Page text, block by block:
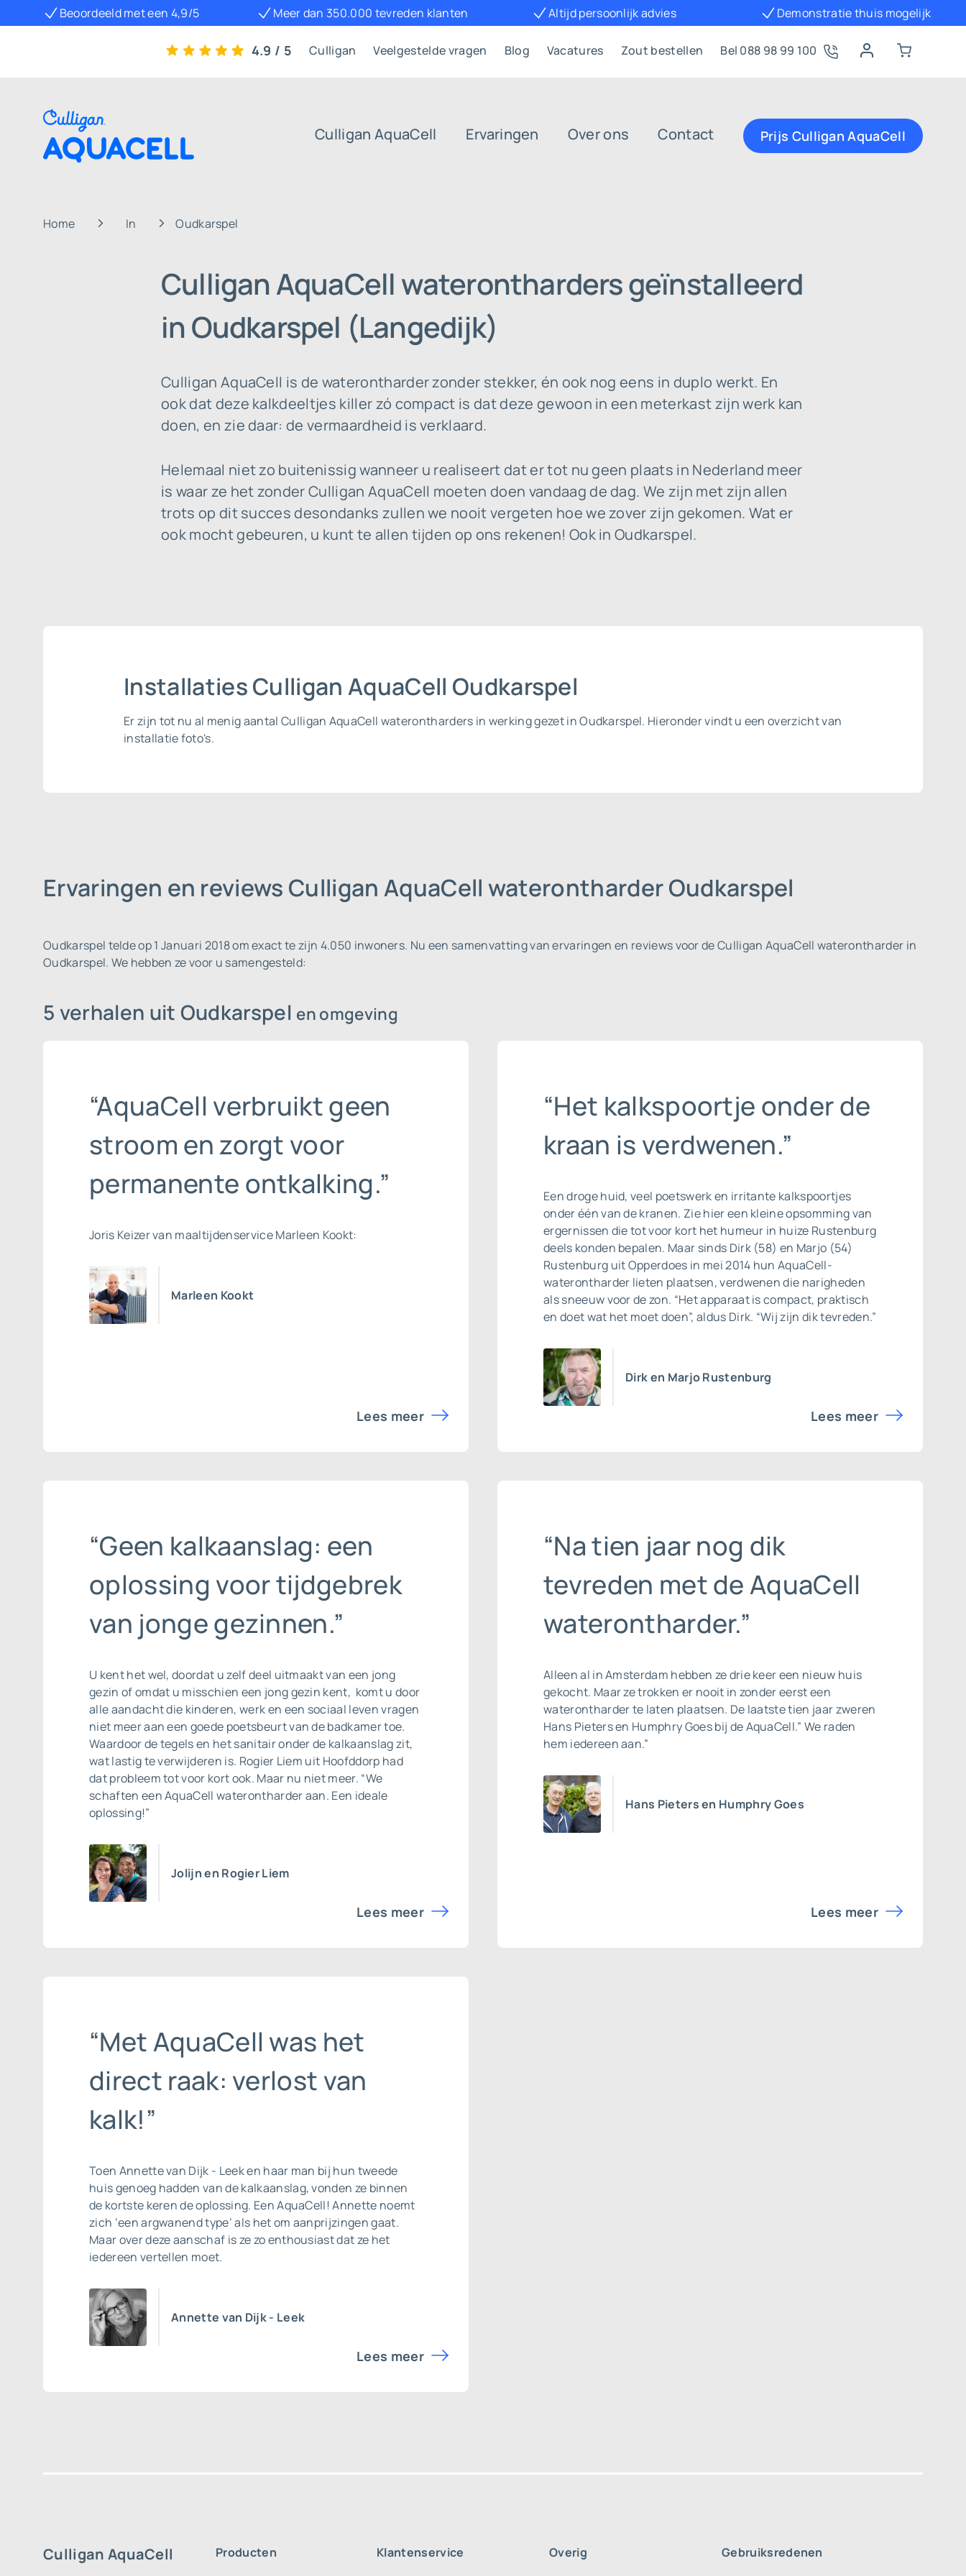
Beoordeeld met een 4,9/5 Meer dan 350.000 tevreden klanten Altijd persoonlijk advies Demonstratie thuis mogelijk
4.9 / 5 Culligan Veelgestelde vragen Blog Vacatures Zout bestellen Bel 088 98 99 100
Culligan AquaCell Ervaringen Over ons Contact Prijs Culligan AquaCell
Home In Oudkarspel
Culligan AquaCell waterontharders geïnstalleerd
in Oudkarspel (Langedijk)
Culligan AquaCell is de waterontharder zonder stekker, én ook nog eens in duplo werkt. En
ook dat deze kalkdeeltjes killer zó compact is dat deze gewoon in een meterkast zijn werk kan
doen, en zie daar: de vermaardheid is verklaard.
Helemaal niet zo buitenissig wanneer u realiseert dat er tot nu geen plaats in Nederland meer
is waar ze het zonder Culligan AquaCell moeten doen vandaag de dag. We zijn met zijn allen
trots op dit succes desondanks zullen we nooit vergeten hoe we zover zijn gekomen. Wat er
ook mocht gebeuren, u kunt te allen tijden op ons rekenen! Ook in Oudkarspel.
Installaties Culligan AquaCell Oudkarspel
Er zijn tot nu al menig aantal Culligan AquaCell waterontharders in werking gezet in Oudkarspel. Hieronder vindt u een overzicht van
installatie foto's.
Ervaringen en reviews Culligan AquaCell waterontharder Oudkarspel
Oudkarspel telde op 1 Januari 2018 om exact te zijn 4.050 inwoners. Nu een samenvatting van ervaringen en reviews voor de Culligan AquaCell waterontharder in
Oudkarspel. We hebben ze voor u samengesteld:
5 verhalen uit Oudkarspel en omgeving
“AquaCell verbruikt geen
stroom en zorgt voor
permanente ontkalking.”
Joris Keizer van maaltijdenservice Marleen Kookt:
Marleen Kookt
Lees meer
“Het kalkspoortje onder de
kraan is verdwenen.”
Een droge huid, veel poetswerk en irritante kalkspoortjes
onder één van de kranen. Zie hier een kleine opsomming van
ergernissen die tot voor kort het humeur in huize Rustenburg
deels konden bepalen. Maar sinds Dirk (58) en Marjo (54)
Rustenburg uit Opperdoes in mei 2014 hun AquaCell-
waterontharder lieten plaatsen, verdwenen die narigheden
als sneeuw voor de zon. “Het apparaat is compact, praktisch
en doet wat het moet doen”, aldus Dirk. “Wij zijn dik tevreden.”
Dirk en Marjo Rustenburg
Lees meer
“Geen kalkaanslag: een
oplossing voor tijdgebrek
van jonge gezinnen.”
U kent het wel, doordat u zelf deel uitmaakt van een jong
gezin of omdat u misschien een jong gezin kent, komt u door
alle aandacht die kinderen, werk en een sociaal leven vragen
niet meer aan een goede poetsbeurt van de badkamer toe.
Waardoor de tegels en het sanitair onder de kalkaanslag zit,
wat lastig te verwijderen is. Rogier Liem uit Hoofddorp had
dat probleem tot voor kort ook. Maar nu niet meer. “We
schaften een AquaCell waterontharder aan. Een ideale
oplossing!”
Jolijn en Rogier Liem
Lees meer
“Na tien jaar nog dik
tevreden met de AquaCell
waterontharder.”
Alleen al in Amsterdam hebben ze drie keer een nieuw huis
gekocht. Maar ze trokken er nooit in zonder eerst een
waterontharder te laten plaatsen. De laatste tien jaar zweren
Hans Pieters en Humphry Goes bij de AquaCell.” We raden
hem iedereen aan.”
Hans Pieters en Humphry Goes
Lees meer
“Met AquaCell was het
direct raak: verlost van
kalk!”
Toen Annette van Dijk - Leek en haar man bij hun tweede
huis genoeg hadden van de kalkaanslag, vonden ze binnen
de kortste keren de oplossing. Een AquaCell! Annette noemt
zich ‘een argwanend type’ als het om aanprijzingen gaat.
Maar over deze aanschaf is ze zo enthousiast dat ze het
iedereen vertellen moet.
Annette van Dijk - Leek
Lees meer
Culligan AquaCell
Producten
Klantenservice
Overig
Gebruiksredenen